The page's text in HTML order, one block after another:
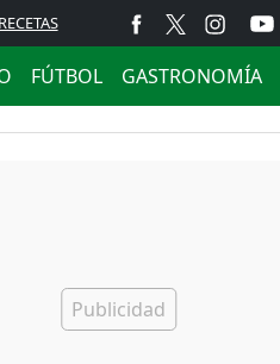
RECETAS
FÚTBOL GASTRONOMÍA